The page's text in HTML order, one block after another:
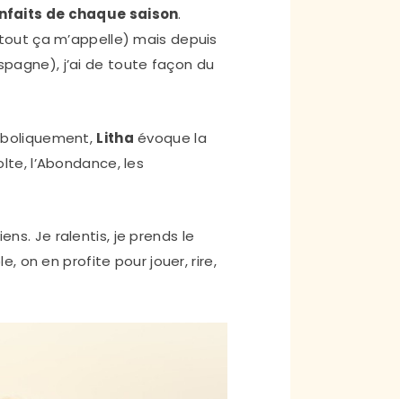
de chaque saison.
ça m’appelle) mais depuis
j’ai de toute façon du
Litha évoque la
l’Abondance, les
Je ralentis, je prends le
on en profite pour jouer, rire,